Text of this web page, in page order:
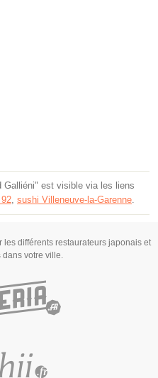
Galliéni" est visible via les liens
sushi Villeneuve-la-Garenne
différents restaurateurs japonais et
votre ville.